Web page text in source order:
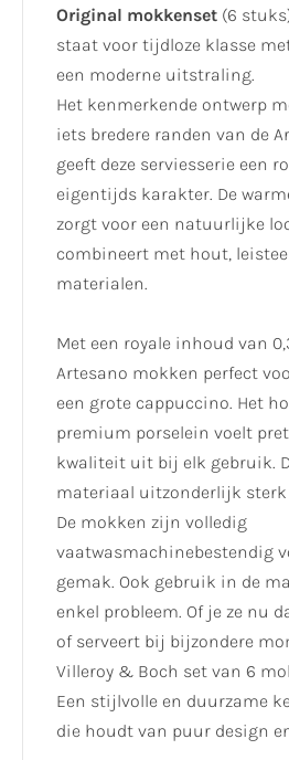
Original mokkenset (6
staat voor tijdloze klasse
een moderne uitstraling.
Het kenmerkende ontwerp
iets bredere randen van de
geeft deze serviesserie een
eigentijds karakter. De
zorgt voor een natuurlijke
combineert met hout,
materialen.
​Met een royale inhoud van
Artesano mokken perfect
een grote cappuccino. Het
premium porselein voelt
kwaliteit uit bij elk gebruik.
materiaal uitzonderlijk sterk
De mokken zijn volledig
vaatwasmachinebestendig
gemak. Ook gebruik in de
enkel probleem. Of je ze nu
of serveert bij bijzondere
Villeroy & Boch set van 6
Een stijlvolle en duurzame
die houdt van puur design